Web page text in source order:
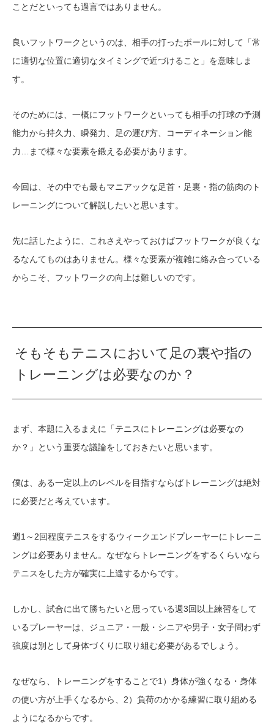
ことだといっても過言ではありません。
良いフットワークというのは、相手の打ったボールに対して「常
に適切な位置に適切なタイミングで近づけること」を意味しま
す。
そのためには、一概にフットワークといっても相手の打球の予測
能力から持久力、瞬発力、足の運び方、コーディネーション能
力…まで様々な要素を鍛える必要があります。
今回は、その中でも最もマニアックな足首・足裏・指の筋肉のト
レーニングについて解説したいと思います。
先に話したように、これさえやっておけばフットワークが良くな
るなんてものはありません。様々な要素が複雑に絡み合っている
からこそ、フットワークの向上は難しいのです。
そもそもテニスにおいて足の裏や指の
トレーニングは必要なのか？
まず、本題に入るまえに「テニスにトレーニングは必要なの
か？」という重要な議論をしておきたいと思います。
僕は、ある一定以上のレベルを目指すならばトレーニングは絶対
に必要だと考えています。
週1～2回程度テニスをするウィークエンドプレーヤーにトレーニ
ングは必要ありません。なぜならトレーニングをするくらいなら
テニスをした方が確実に上達するからです。
しかし、試合に出て勝ちたいと思っている週3回以上練習をして
いるプレーヤーは、ジュニア・一般・シニアや男子・女子問わず
強度は別として身体づくりに取り組む必要があるでしょう。
なぜなら、トレーニングをすることで1）身体が強くなる・身体
の使い方が上手くなるから、2）負荷のかかる練習に取り組める
ようになるからです。